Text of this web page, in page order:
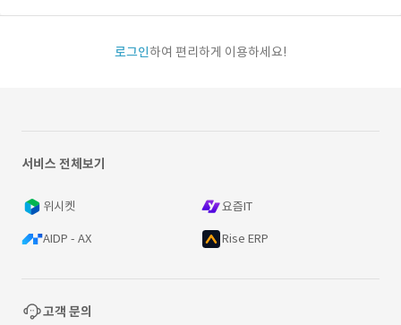
로그인하여 편리하게 이용하세요!
서비스 전체보기
위시켓 요즘IT
AIDP - AX Rise ERP
고객 문의